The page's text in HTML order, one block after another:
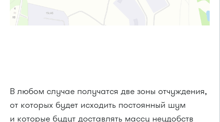
В любом случае получатся две зоны отчуждения,
от которых будет исходить постоянный шум
и которые будут доставлять массу неудобств